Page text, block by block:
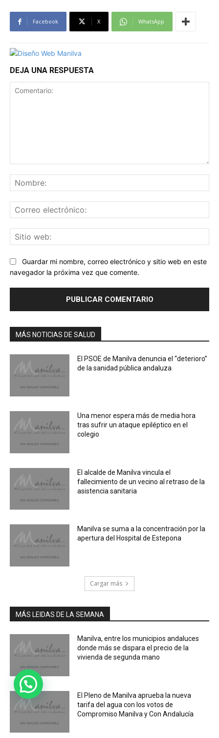
Facebook X WhatsApp
DEJA UNA RESPUESTA
Guardar mi nombre, correo electrónico y sitio web en este
navegador la próxima vez que comente.
MÁS NOTICIAS DE SALUD
El PSOE de Manilva denuncia el “deterioro”
de la sanidad pública andaluza
Una menor espera más de media hora
tras sufrir un ataque epiléptico en el
colegio
El alcalde de Manilva vincula el
fallecimiento de un vecino al retraso de la
asistencia sanitaria
Manilva se suma a la concentración por la
apertura del Hospital de Estepona
Cargar más
MÁS LEIDAS DE LA SEMANA
Manilva, entre los municipios andaluces
donde más se dispara el precio de la
vivienda de segunda mano
El Pleno de Manilva aprueba la nueva
tarifa del agua con los votos de
Compromiso Manilva y Con Andalucía